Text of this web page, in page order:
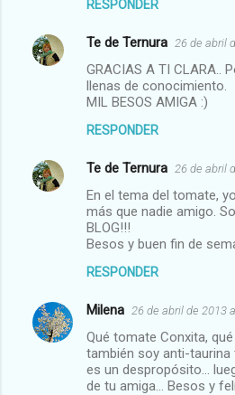
RESPONDER
Te de Ternura 26 de abril
GRACIAS A TI CLARA..
llenas de conocimiento.
MIL BESOS AMIGA :)
RESPONDER
Te de Ternura 26 de abril
En el tema del tomate,
más que nadie amigo.
BLOG!!!
Besos y buen fin de
RESPONDER
Milena 26 de abril de 2013
Qué tomate Conxita,
también soy anti-
es un despropósito...
de tu amiga... Besos y